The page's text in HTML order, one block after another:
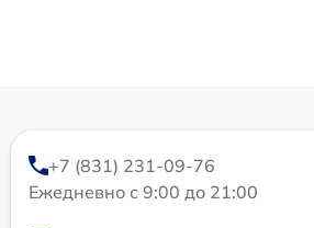
+7 (831) 231-09-76
Ежедневно с 9:00 до 21:00